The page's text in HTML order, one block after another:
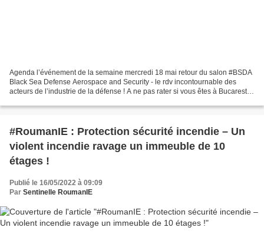
Agenda l’événement de la semaine mercredi 18 mai retour du salon #BSDA
Black Sea Defense Aerospace and Security - le rdv incontournable des
acteurs de l’industrie de la défense ! A ne pas rater si vous êtes à Bucarest !
#RoumanIE : Protection sécurité incendie – Un
violent incendie ravage un immeuble de 10
étages !
Publié le 16/05/2022 à 09:09
Par Sentinelle RoumanIE